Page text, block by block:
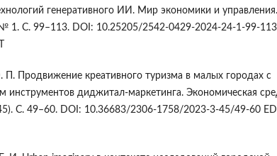
генеративного ИИ. Мир экономики и управления.
1. С. 99–113. DOI: 10.25205/2542-0429-2024-24-1-99-113
Продвижение креативного туризма в малых городах с
инструментов диджитал-маркетинга. Экономическая
С. 49–60. DOI: 10.36683/2306-1758/2023-3-45/49-60